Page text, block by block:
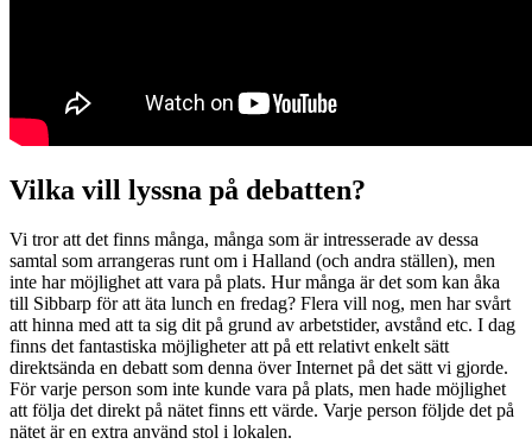
Vilka vill lyssna på debatten?
Vi tror att det finns många, många som är intresserade av dessa
samtal som arrangeras runt om i Halland (och andra ställen), men
inte har möjlighet att vara på plats. Hur många är det som kan åka
till Sibbarp för att äta lunch en fredag? Flera vill nog, men har svårt
att hinna med att ta sig dit på grund av arbetstider, avstånd etc. I dag
finns det fantastiska möjligheter att på ett relativt enkelt sätt
direktsända en debatt som denna över Internet på det sätt vi gjorde.
För varje person som inte kunde vara på plats, men hade möjlighet
att följa det direkt på nätet finns ett värde. Varje person följde det på
nätet är en extra använd stol i lokalen.